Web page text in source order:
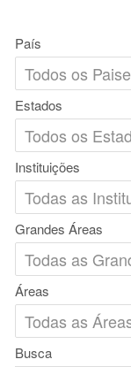
País
Estados
Instituições
Grandes Áreas
Áreas
Busca